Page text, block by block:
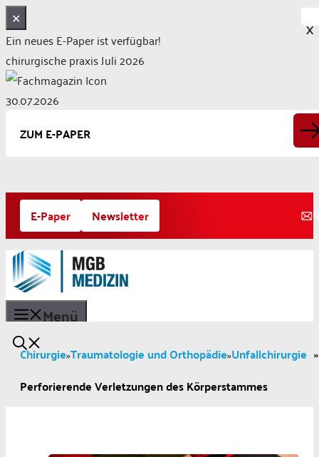
✕
Ein neues E-Paper ist verfügbar!
chirurgische praxis Juli 2026
30.07.2026
ZUM E-PAPER
Zum
Inhalt
springen
E-Paper Newsletter
Menü
Chirurgie»Traumatologie und Orthopädie»Unfallchirurgie »
Perforierende Verletzungen des Körperstammes
X